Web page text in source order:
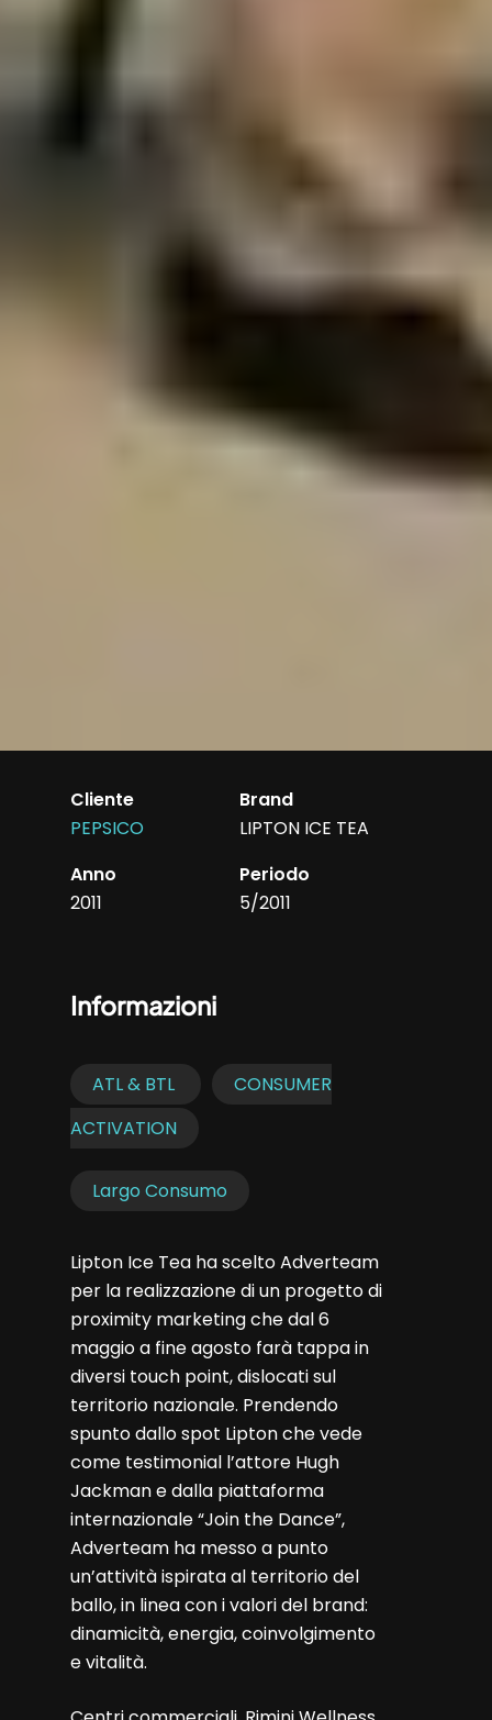
Cliente
PEPSICO
Brand
LIPTON ICE TEA
Anno
2011
Periodo
5/2011
Informazioni
ATL & BTL
CONSUMER
ACTIVATION
Largo Consumo
Lipton Ice Tea ha scelto Adverteam
per la realizzazione di un progetto di
proximity marketing che dal 6
maggio a fine agosto farà tappa in
diversi touch point, dislocati sul
territorio nazionale. Prendendo
spunto dallo spot Lipton che vede
come testimonial l’attore Hugh
Jackman e dalla piattaforma
internazionale “Join the Dance”,
Adverteam ha messo a punto
un’attività ispirata al territorio del
ballo, in linea con i valori del brand:
dinamicità, energia, coinvolgimento
e vitalità.